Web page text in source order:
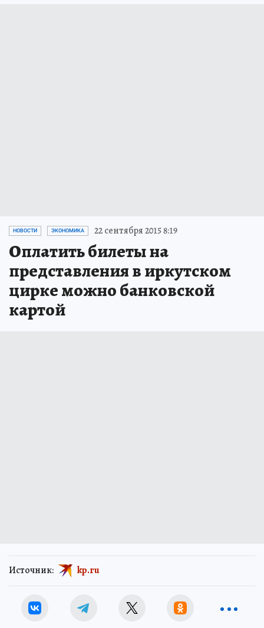
НОВОСТИ ЭКОНОМИКА 22 сентября 2015 8:19
Оплатить билеты на
представления в иркутском
цирке можно банковской
картой
Источник: kp.ru